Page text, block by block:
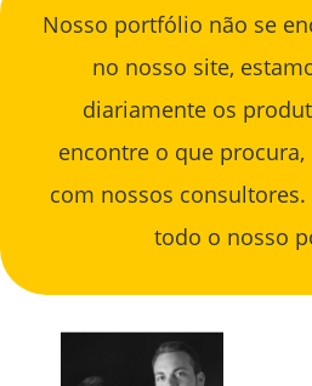
Nosso portfólio não se
no nosso site,
diariamente os
encontre o que
com nossos consultores.
todo o nosso